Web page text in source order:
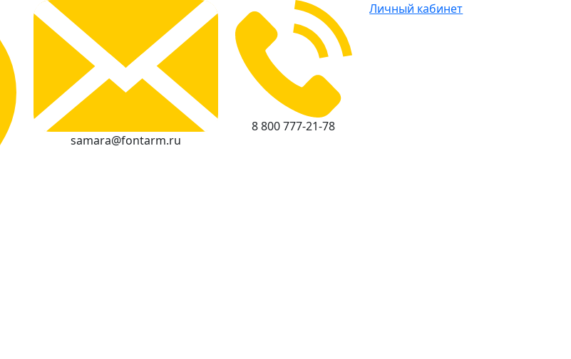
samara@fontarm.ru
8 800 777-21-78
Личный кабинет